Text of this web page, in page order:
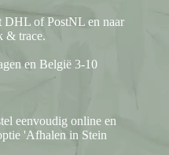
DHL of PostNL en naar
& trace.
en België 3-10
eenvoudig online en
'Afhalen in Stein